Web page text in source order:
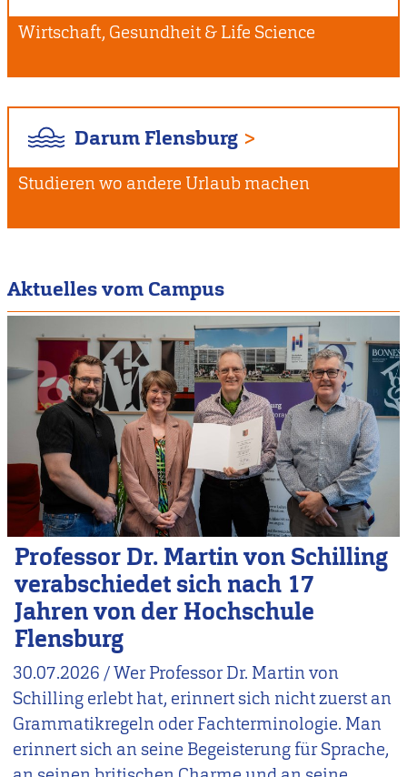
Wirtschaft, Gesundheit & Life Science
Darum Flensburg
Studieren wo andere Urlaub machen
Aktuelles vom Campus
Professor Dr. Martin von Schilling
verabschiedet sich nach 17
Jahren von der Hochschule
Flensburg
30.07.2026 /Wer Professor Dr. Martin von
Schilling erlebt hat, erinnert sich nicht zuerst an
Grammatikregeln oder Fachterminologie. Man
erinnert sich an seine Begeisterung für Sprache,